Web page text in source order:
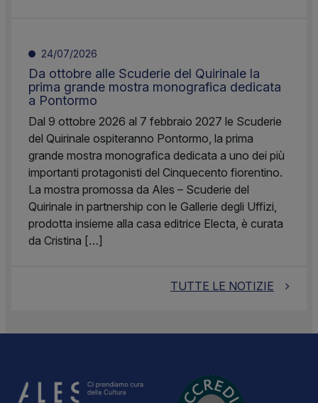
24/07/2026
Da ottobre alle Scuderie del Quirinale la
prima grande mostra monografica dedicata
a Pontormo
Dal 9 ottobre 2026 al 7 febbraio 2027 le Scuderie
del Quirinale ospiteranno Pontormo, la prima
grande mostra monografica dedicata a uno dei più
importanti protagonisti del Cinquecento fiorentino.
La mostra promossa da Ales – Scuderie del
Quirinale in partnership con le Gallerie degli Uffizi,
prodotta insieme alla casa editrice Electa, è curata
da Cristina […]
TUTTE LE NOTIZIE